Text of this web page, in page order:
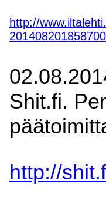
http://
Shit.fi.
http://